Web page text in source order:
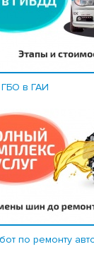
ГБО в ГАИ
по ремонту